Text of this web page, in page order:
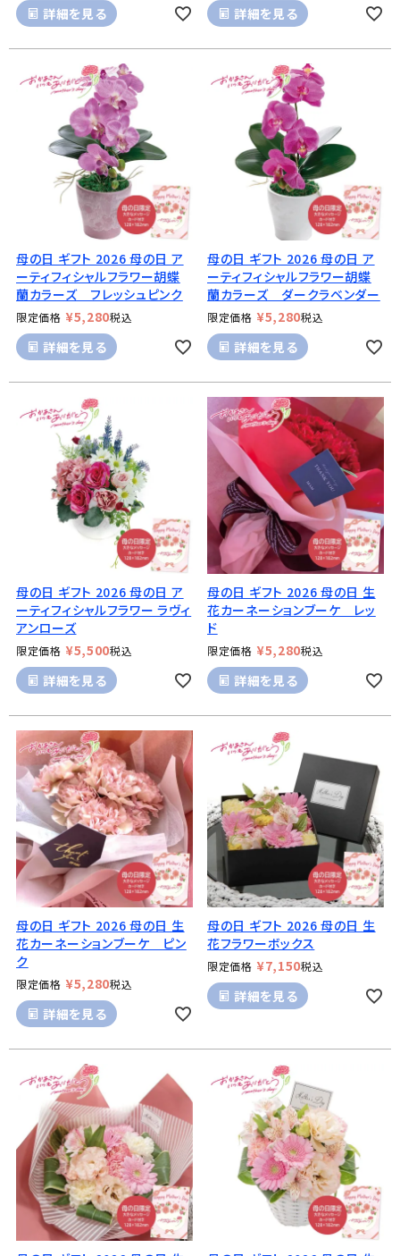
詳細を見る 詳細を見る
母の日 ギフト 2026 母の日 ア
ーティフィシャルフラワー胡蝶
蘭カラーズ フレッシュピンク
限定価格 ¥5,280税込
詳細を見る
母の日 ギフト 2026 母の日 ア
ーティフィシャルフラワー胡蝶
蘭カラーズ ダークラベンダー
限定価格 ¥5,280税込
詳細を見る
母の日 ギフト 2026 母の日 ア
ーティフィシャルフラワー ラヴィ
アンローズ
限定価格 ¥5,500税込
詳細を見る
母の日 ギフト 2026 母の日 生
花カーネーションブーケ レッ
ド
限定価格 ¥5,280税込
詳細を見る
母の日 ギフト 2026 母の日 生
花カーネーションブーケ ピン
ク
限定価格 ¥5,280税込
詳細を見る
母の日 ギフト 2026 母の日 生
花フラワーボックス
限定価格 ¥7,150税込
詳細を見る